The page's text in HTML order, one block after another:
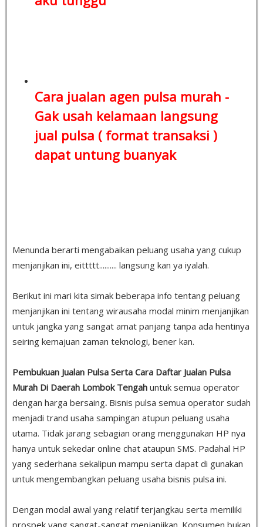
Cara jualan agen pulsa murah -
Gak usah kelamaan langsung
jual pulsa ( format transaksi )
dapat untung buanyak
Menunda berarti mengabaikan peluang usaha yang cukup
menjanjikan ini, eittttt.......... langsung kan ya iyalah.
Berikut ini mari kita simak beberapa info tentang peluang
menjanjikan ini tentang wirausaha modal minim menjanjikan
untuk jangka yang sangat amat panjang tanpa ada hentinya
seiring kemajuan zaman teknologi, bener kan.
Pembukuan Jualan Pulsa Serta Cara Daftar Jualan Pulsa
Murah Di Daerah Lombok Tengah untuk semua operator
dengan harga bersaing. Bisnis pulsa semua operator sudah
menjadi trand usaha sampingan atupun peluang usaha
utama. Tidak jarang sebagian orang menggunakan HP nya
hanya untuk sekedar online chat ataupun SMS. Padahal HP
yang sederhana sekalipun mampu serta dapat di gunakan
untuk mengembangkan peluang usaha bisnis pulsa ini.
Dengan modal awal yang relatif terjangkau serta memiliki
prospek yang sangat-sangat menjanjikan. Konsumen bukan